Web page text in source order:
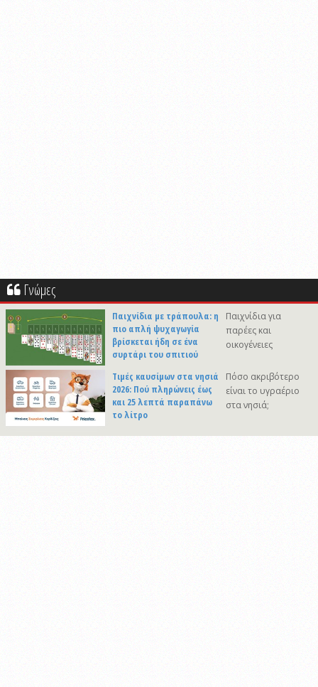
Γνώμες
Παιχνίδια με τράπουλα: η
πιο απλή ψυχαγωγία
βρίσκεται ήδη σε ένα
συρτάρι του σπιτιού
Παιχνίδια για
παρέες και
οικογένειες
Τιμές καυσίμων στα νησιά
2026: Πού πληρώνεις έως
και 25 λεπτά παραπάνω
το λίτρο
Πόσο ακριβότερο
είναι το υγραέριο
στα νησιά;